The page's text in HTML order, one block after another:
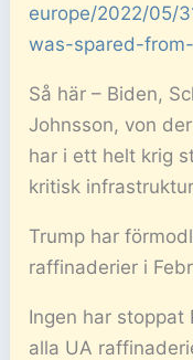
europe/2022/05/
was-spared-
Så här – Biden,
Johnsson, von
har i ett helt krig
kritisk
Trump har
raffinaderier i
Ingen har
alla UA